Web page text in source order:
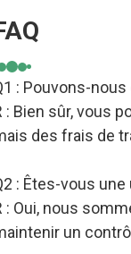
: Pouvons-
: Bien sûr, vous
des frais de
: Êtes-vous une
: Oui, nous
un